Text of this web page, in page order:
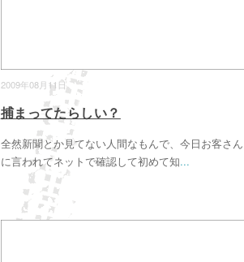
2009年08月11日
捕まってたらしい？
全然新聞とか見てない人間なもんで、今日お客さん
に言われてネットで確認して初めて知...